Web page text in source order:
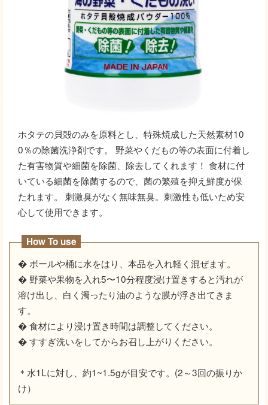
ホタテの貝殻のみを原料とし、特殊焼成した天然素材10
0％の除菌洗浄剤です。 野菜やくだもの等の表面に付着し
た有害物質や細菌を除菌、除去してくれます！ 食材に付
いている細菌を除菌するので、菌の繁殖を抑え鮮度が保
たれます。 刺激臭がなく無味無臭。刺激性も低いため安
心して使用できます。
How To use
� ボールや桶に水をはり、本品を入れ軽く混ぜます。
� 野菜や果物を入れ5〜10分程度浸け置きすると汚れが
溶け出し、白く濁ったり油のような膜が浮き出てきま
す。
� 食材により浸け置き時間は調整してください。
� すすぎ洗いをしてからお召し上がりください。
＊水1Lに対し、約1~1.5gが目安です。(2～3回の振りか
け）